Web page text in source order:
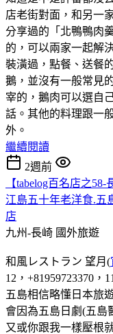
店老街對面，和另一
分享過的「北鴨鴨肉
的，可以兩家一起解
裝潢過，點餐、送餐
鵝，並沒有一般常見
宰的，鵝肉可以選自
話。其他的料理跟一
外。
繼續閱讀
2週前
【tabelog百名店之
江島五十年老洋食.五
店
九州-長崎 國外旅遊
和風レストラン 望月(
12，+81959723370，
五島相信略懂日本旅
會因為五島日劇(五島
又或你跟我一樣壓根